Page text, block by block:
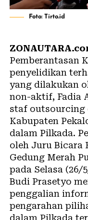
Foto: Tirto.id
Pemberantasan
penyelidikan
yang dilakukan
non-aktif, Fadia
staf outsourcing
Kabupaten
dalam Pilkada.
oleh Juru Bicara
Gedung Merah
pada Selasa (26/
Budi Prasetyo
penggalian
pengarahan
dalam Pilkada